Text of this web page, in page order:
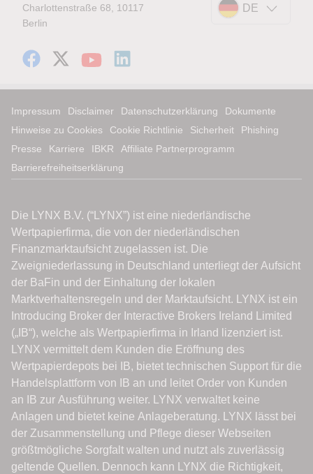
Charlottenstraße 68, 10117
Berlin
DE
Impressum Disclaimer Datenschutzerklärung
Dokumente
Hinweise zu Cookies
Cookie Richtlinie Sicherheit
Phishing
Presse
Karriere IBKR
Affiliate Partnerprogramm
Barrierefreiheitserklärung